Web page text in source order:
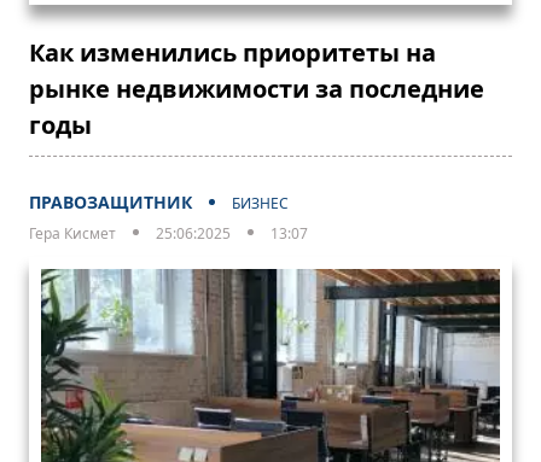
Как изменились приоритеты на
рынке недвижимости за последние
годы
ПРАВОЗАЩИТНИК
БИЗНЕС
Гера Кисмет
25:06:2025 13:07